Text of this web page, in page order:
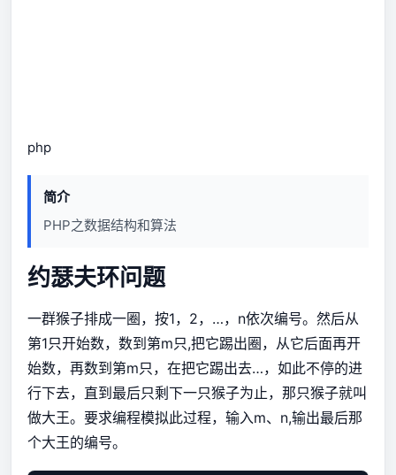
php
简介
PHP之数据结构和算法
约瑟夫环问题
一群猴子排成一圈，按1，2，…，n依次编号。然后从
第1只开始数，数到第m只,把它踢出圈，从它后面再开
始数，再数到第m只，在把它踢出去…，如此不停的进
行下去，直到最后只剩下一只猴子为止，那只猴子就叫
做大王。要求编程模拟此过程，输入m、n,输出最后那
个大王的编号。